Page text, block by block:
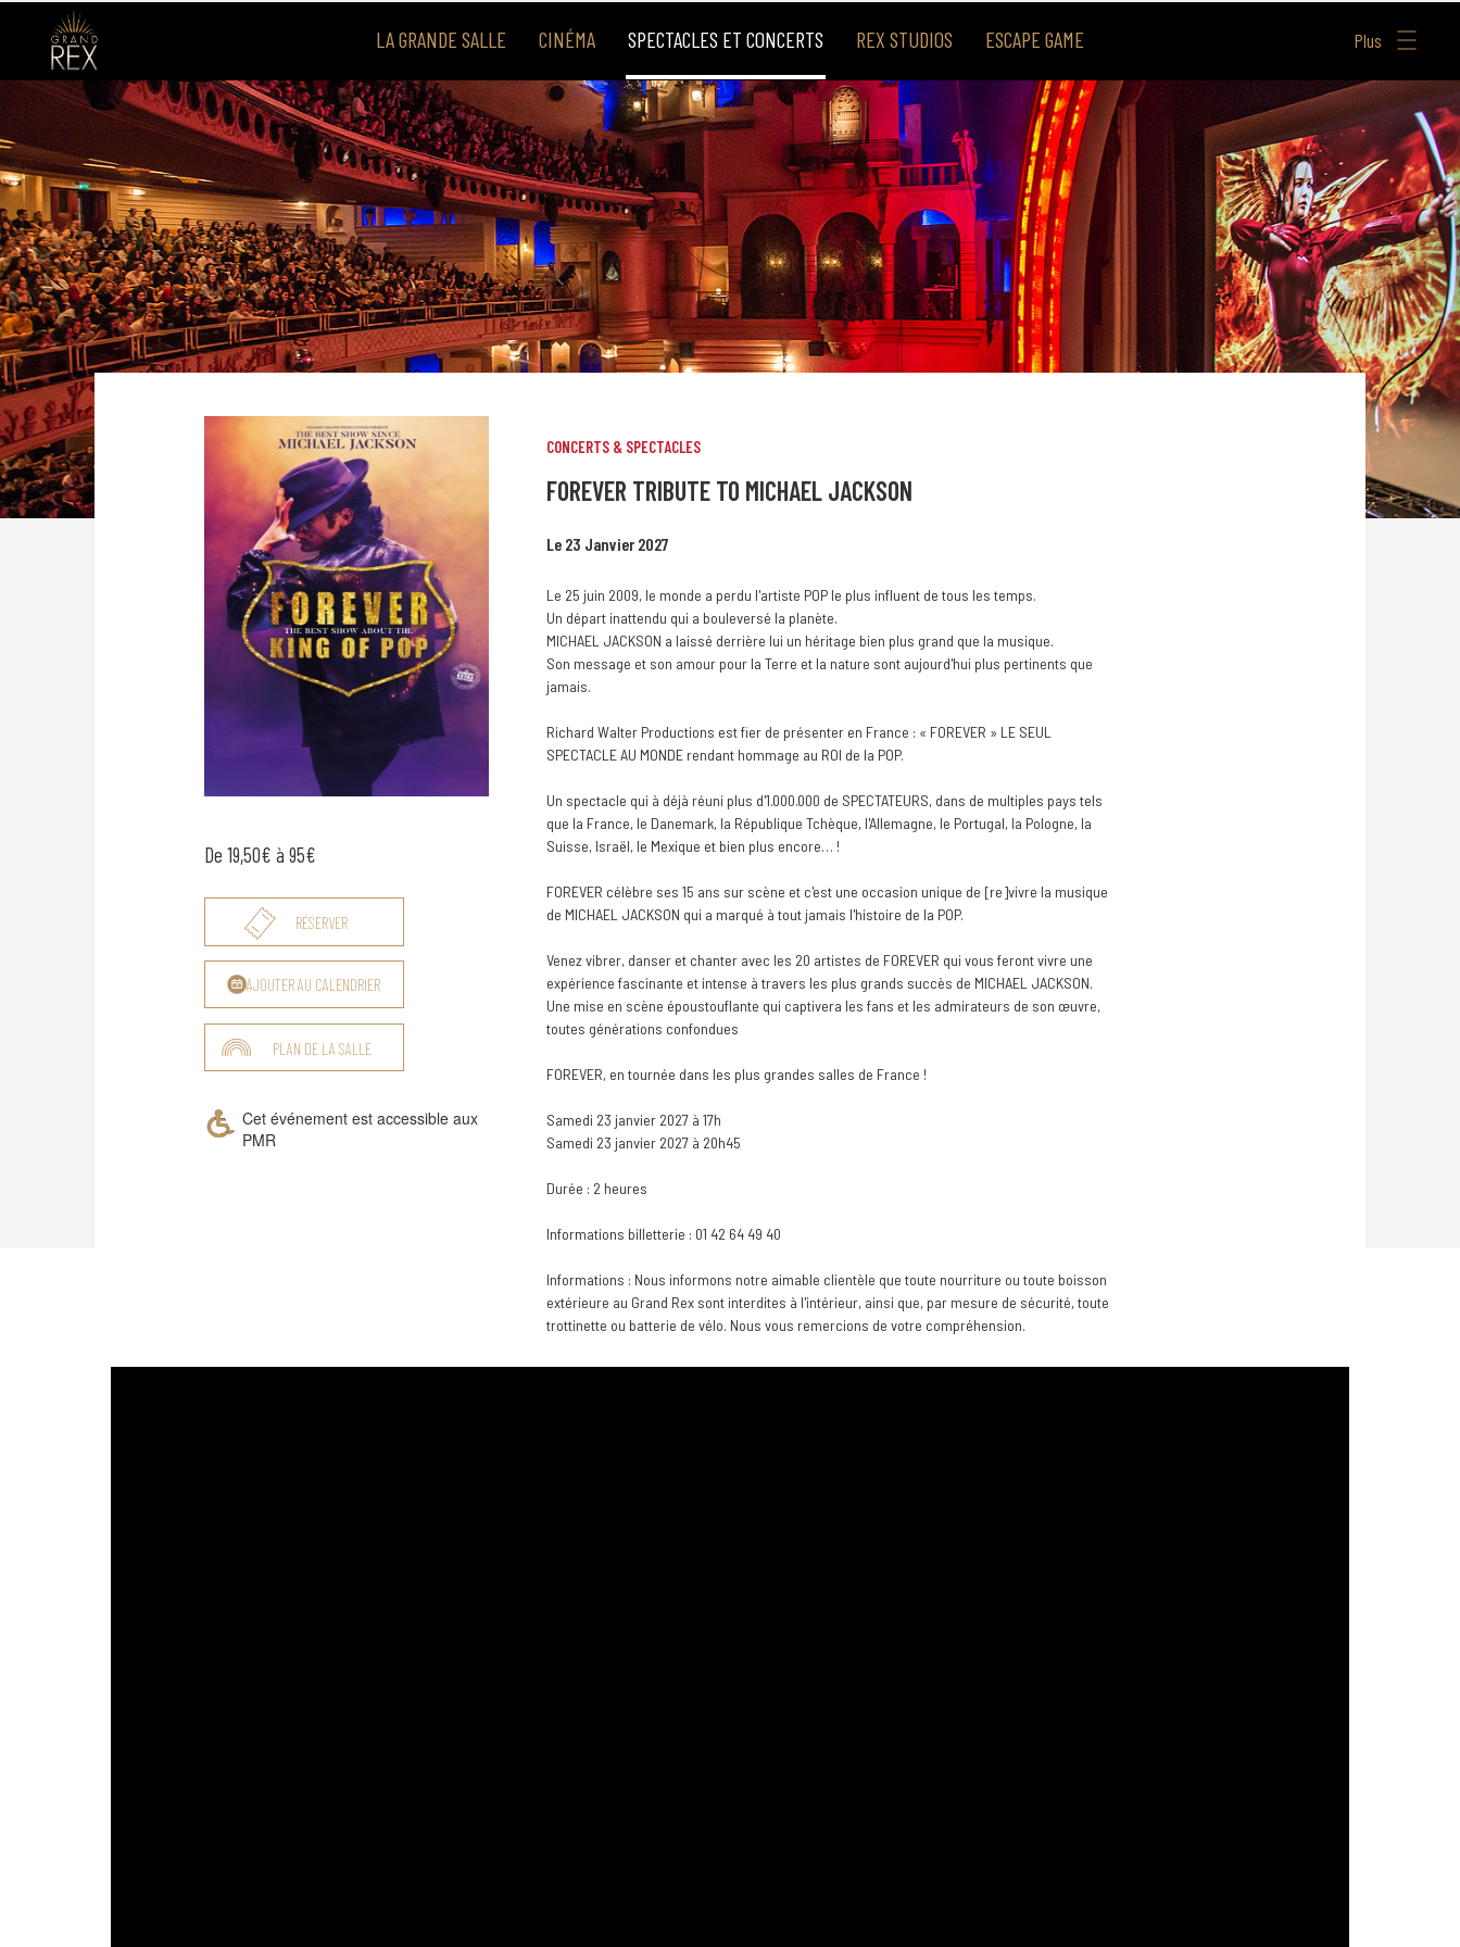
LA GRANDE SALLE CINÉMA SPECTACLES ET CONCERTS REX STUDIOS ESCAPE GAME Plus
De 19,50€ à 95€
RÉSERVER
AJOUTER AU CALENDRIER
PLAN DE LA SALLE
Cet événement est accessible aux
PMR
CONCERTS & SPECTACLES
FOREVER TRIBUTE TO MICHAEL JACKSON
Le 23 Janvier 2027
Le 25 juin 2009, le monde a perdu l'artiste POP le plus influent de tous les temps.
Un départ inattendu qui a bouleversé la planète.
MICHAEL JACKSON a laissé derrière lui un héritage bien plus grand que la musique.
Son message et son amour pour la Terre et la nature sont aujourd'hui plus pertinents que
jamais.
Richard Walter Productions est fier de présenter en France : « FOREVER » LE SEUL
SPECTACLE AU MONDE rendant hommage au ROI de la POP.
Un spectacle qui à déjà réuni plus d'1.000.000 de SPECTATEURS, dans de multiples pays tels
que la France, le Danemark, la République Tchèque, l'Allemagne, le Portugal, la Pologne, la
Suisse, Israël, le Mexique et bien plus encore… !
FOREVER célèbre ses 15 ans sur scène et c'est une occasion unique de [re]vivre la musique
de MICHAEL JACKSON qui a marqué à tout jamais l'histoire de la POP.
Venez vibrer, danser et chanter avec les 20 artistes de FOREVER qui vous feront vivre une
expérience fascinante et intense à travers les plus grands succès de MICHAEL JACKSON.
Une mise en scène époustouflante qui captivera les fans et les admirateurs de son œuvre,
toutes générations confondues
FOREVER, en tournée dans les plus grandes salles de France !
Samedi 23 janvier 2027 à 17h
Samedi 23 janvier 2027 à 20h45
Durée : 2 heures
Informations billetterie : 01 42 64 49 40
Informations : Nous informons notre aimable clientèle que toute nourriture ou toute boisson
extérieure au Grand Rex sont interdites à l'intérieur, ainsi que, par mesure de sécurité, toute
trottinette ou batterie de vélo. Nous vous remercions de votre compréhension.